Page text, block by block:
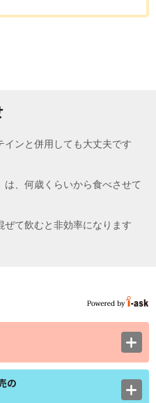
インと併用しても大丈夫です
は、何歳くらいから食べさせて
ぜて飲むと非効率になります
の